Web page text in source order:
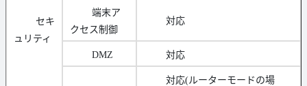
セキ
ュリティ
端末ア
クセス制御
対応
DMZ 対応
対応(ルーターモードの場